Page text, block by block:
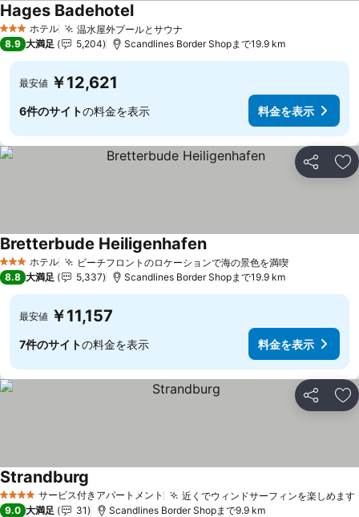
3 ホテルのランク
ホテル 温水屋外プールとサウナ
Hages Badehotel料金を表示
8.9 大満足 5,204 Scandlines Border Shopまで19.9 km
最安値 ￥12,621
6件のサイトの料金を表示 料金を表示
シェア お
3 ホテルのランク
ホテル ビーチフロントのロケーションで海の景色を満喫料金を表示
Bretterbude Heiligenhafen料金を表示
8.8 大満足 5,337 Scandlines Border Shopまで19.9 km
最安値 ￥11,157
7件のサイトの料金を表示 料金を表示
シェア お
4 ホテルのランクサービス付きアパートメント 近くでウィンドサーフィンを楽しめます
Strandburg
9.0 大満足 31 Scandlines Border Shopまで9.9 km